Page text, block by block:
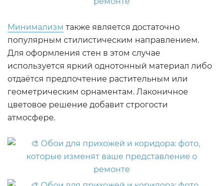
Минимализм также является достаточно
популярным стилистическим направлением.
Для оформления стен в этом случае
используется яркий однотонный материал либо
отдаётся предпочтение растительным или
геометрическим орнаментам. Лаконичное
цветовое решение добавит строгости
атмосфере.